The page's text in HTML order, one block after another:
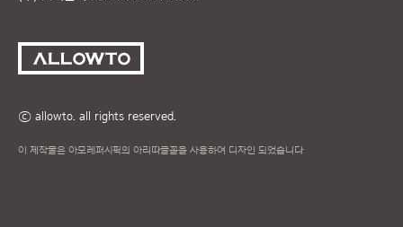
ⓒ allowto. all rights reserved.
이 제작물은 아모레퍼시픽의 아리따글꼴을 사용하여 디자인 되었습니다